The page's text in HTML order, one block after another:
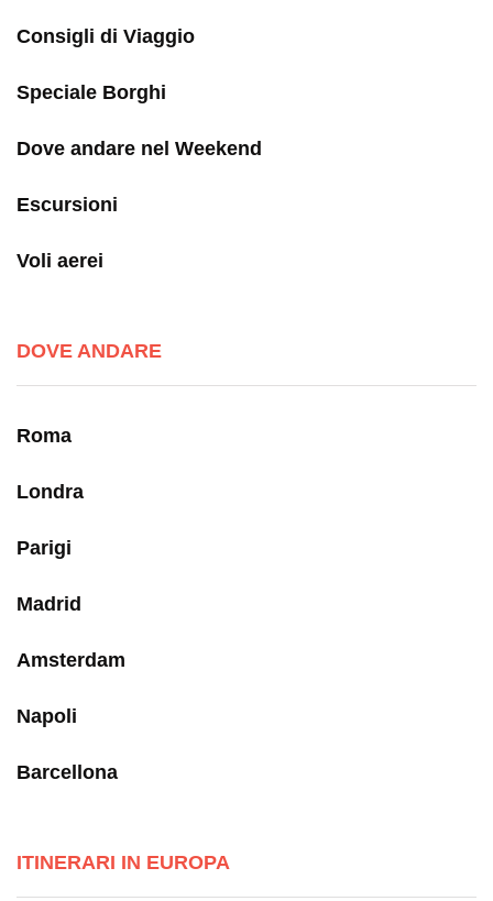
Consigli di Viaggio
Speciale Borghi
Dove andare nel Weekend
Escursioni
Voli aerei
DOVE ANDARE
Roma
Londra
Parigi
Madrid
Amsterdam
Napoli
Barcellona
ITINERARI IN EUROPA